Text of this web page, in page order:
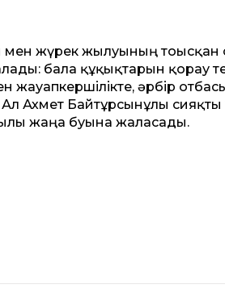
мен жүрек жылуының тоғысқан
бала құқықтарын қорғау
жауапкершілікте, әрбір
Ахмет Байтұрсынұлы сияқты
жаңа буынға жалғасады.